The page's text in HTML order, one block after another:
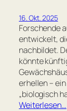
16. Okt. 2025
Forschende
entwickelt,
nachbildet.
könnte
erhellen –
„biologisch
Weiterlesen…